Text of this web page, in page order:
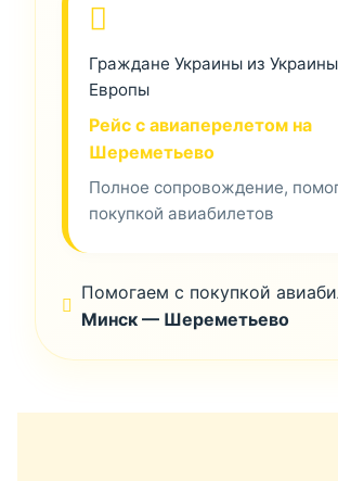
Граждане Украины из
Европы
Рейс с авиаперелетом на
Шереметьево
Полное сопровождение,
покупкой авиабилетов
Помогаем с покупкой
Минск — Шереметьево